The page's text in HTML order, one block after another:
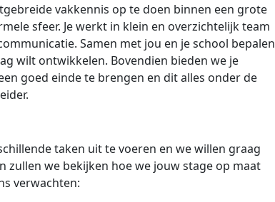
vakkennis op te doen binnen een grote
sfeer. Je werkt in klein en overzichtelijk team
Samen met jou en je school bepalen
wilt ontwikkelen. Bovendien bieden we je
goed einde te brengen en dit alles onder de
taken uit te voeren en we willen graag
zullen we bekijken hoe we jouw stage op maat
verwachten: